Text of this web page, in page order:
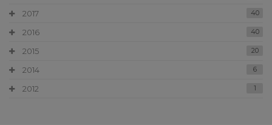
2017 40
2016 40
2015 20
2014 6
2012 1